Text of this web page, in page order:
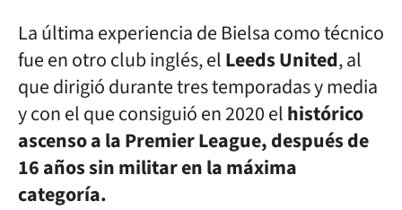
La última experiencia de Bielsa como técnico
fue en otro club inglés, elLeeds United, al
que dirigió durante tres temporadas y media
y con el que consiguió en 2020 elhistórico
ascenso a la Premier League, después de
16 años sin militar en la máxima
categoría.